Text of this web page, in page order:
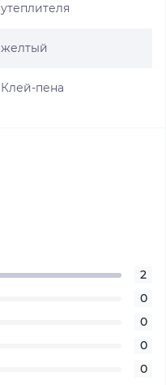
утеплителя
желтый
Клей-пена
2
0
0
0
0